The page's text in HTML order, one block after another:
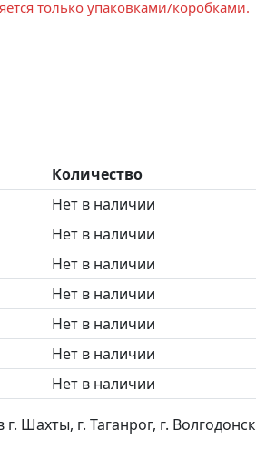
только упаковками/коробками.
Количество
Нет в наличии
Нет в наличии
Нет в наличии
Нет в наличии
Нет в наличии
Нет в наличии
Нет в наличии
Шахты, г. Таганрог, г. Волгодонск